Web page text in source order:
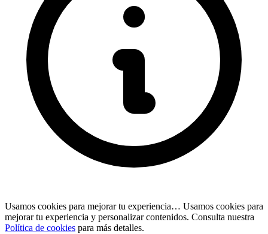
Usamos cookies para mejorar tu experiencia… Usamos cookies para
mejorar tu experiencia y personalizar contenidos. Consulta nuestra
Política de cookies para más detalles.